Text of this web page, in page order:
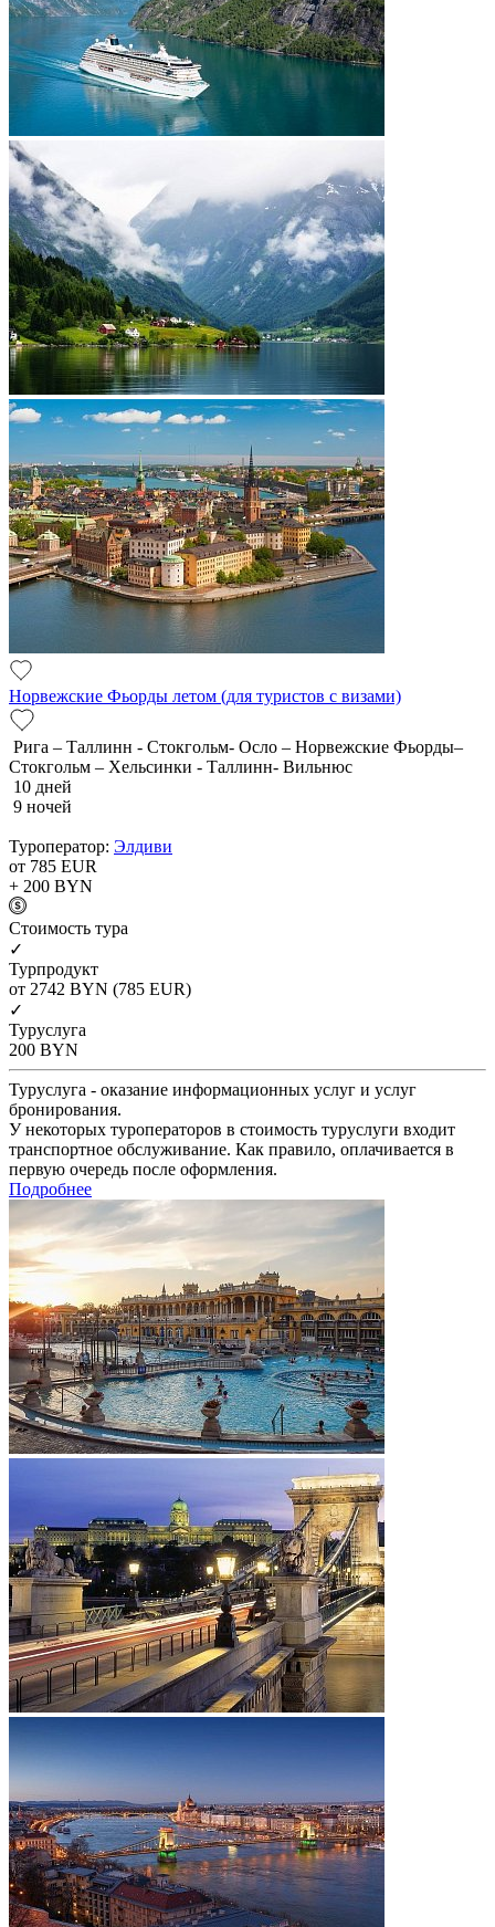
Норвежские Фьорды летом (для туристов с визами)
Рига – Таллинн - Стокгольм- Осло – Норвежские Фьорды–
Стокгольм – Хельсинки - Таллинн- Вильнюс
10 дней
9 ночей
Туроператор: Элдиви
от 785 EUR
+ 200 BYN
Cтоимость тура
✓
Турпродукт
от 2742 BYN (785 EUR)
✓
Туруслуга
200 BYN
Туруслуга - оказание информационных услуг и услуг
бронирования.
У некоторых туроператоров в стоимость туруслуги входит
транспортное обслуживание. Как правило, оплачивается в
первую очередь после оформления.
Подробнее